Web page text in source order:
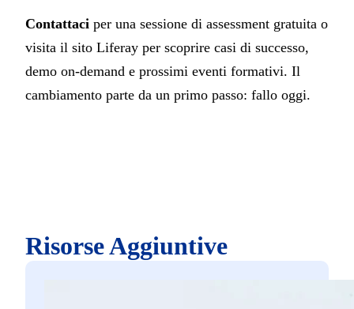
Contattaci per una sessione di assessment gratuita o
visita il sito Liferay per scoprire casi di successo,
demo on-demand e prossimi eventi formativi. Il
cambiamento parte da un primo passo: fallo oggi.
Risorse Aggiuntive